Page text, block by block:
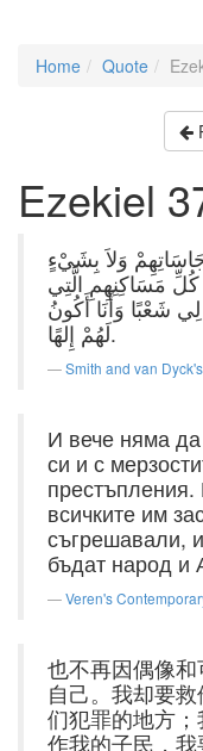
Home Quote
Ezekiel
وَلاَ بِشَيْءٍ
مَسَاكِنِهِمِ الَّتِي
شَعْبًا وَأَنَا أَكُونُ
لَهُمْ إِلهًا.
Smith and van
И вече няма
си и с
всичките им
съгрешавали,
бъдат народ и
Veren's
也不再因偶像
自己。我却要
们犯罪的地方
作我的子民，